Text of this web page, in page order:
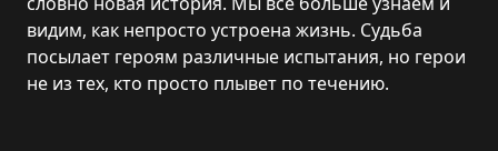
видим, как непросто устроена жизнь. Судьба
посылает героям различные испытания, но герои
не из тех, кто просто плывет по течению.